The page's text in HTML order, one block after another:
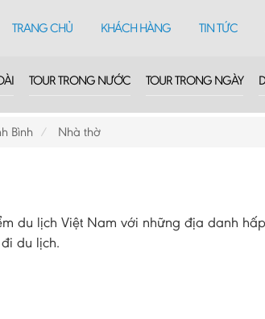
TRANG CHỦ KHÁCH HÀNG TIN TỨC
TOUR TRONG NƯỚC TOUR TRONG NGÀY
Bình Nhà thờ
du lịch Việt Nam với những địa danh
du lịch.